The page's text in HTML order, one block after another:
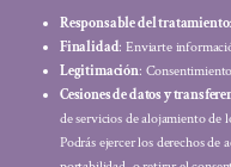
Responsable del tratamiento
Finalidad: Enviarte
Legitimación:
Cesiones de datos y
de servicios de alojamiento de
Podrás ejercer los derechos